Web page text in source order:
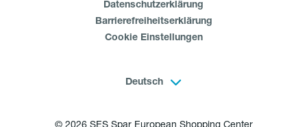
Datenschutzerklärung
Barrierefreiheitserklärung
Cookie Einstellungen
Deutsch